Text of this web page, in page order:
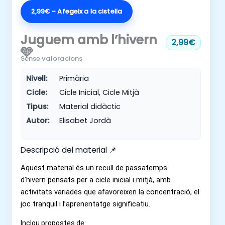
2,99€ – Afegeix a la cistella
Juguem amb l’hivern
🩵
2,99€
Sense valoracions
Nivell:
Primària
Cicle:
Cicle Inicial, Cicle Mitjà
Tipus:
Material didàctic
Autor:
Elisabet Jordà
Descripció del material 📌
Aquest material és un recull depassatemps
d’hivern pensats per a cicle inicial i mitjà,amb
activitats variades que afavoreixen la concentració, el
joc tranquil i l’aprenentatge significatiu.
Inclou propostes de: